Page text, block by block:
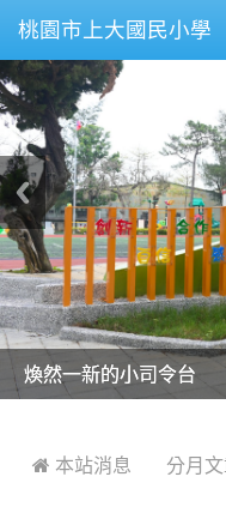
桃園市上大國民小學
美麗的操場是我們活力
美麗的操場是我們活力
煥然一新的小司令台
煥然一新的小司令台
富含桃園埤塘田園風光
富含桃園埤塘田園風光
嶄新的中庭廣場
嶄新的中庭廣場
水生池生生不息
水生池生生不息
 本站消息 分月